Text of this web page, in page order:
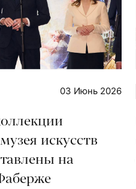
03 Июнь 2026
искусств
на